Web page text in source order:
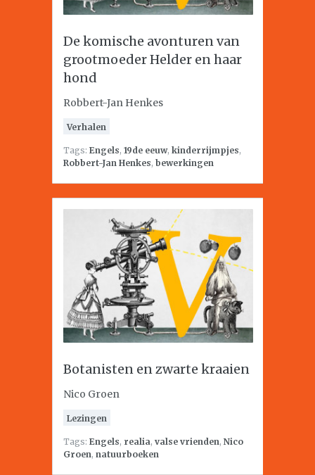
De komische avonturen van
grootmoeder Helder en haar
hond
Robbert-Jan Henkes
Verhalen
Tags: Engels, 19de eeuw, kinderrijmpjes,
Robbert-Jan Henkes, bewerkingen
Botanisten en zwarte kraaien
Nico Groen
Lezingen
Tags: Engels, realia, valse vrienden, Nico
Groen, natuurboeken